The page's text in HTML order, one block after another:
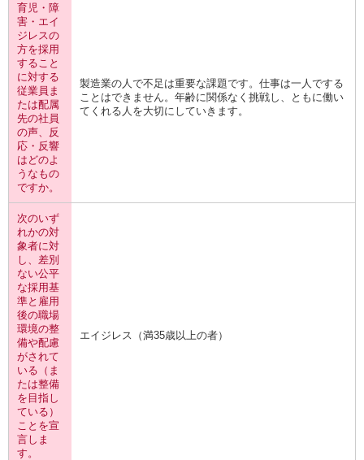
育児・障
害・エイ
ジレスの
方を採用
すること
に対する
従業員ま
たは配属
先の社員
の声、反
応・反響
はどのよ
うなもの
ですか。
製造業の人で不足は重要な課題です。仕事は一人でする
ことはできません。年齢に関係なく挑戦し、ともに働い
てくれる人を大切にしていきます。
次のいず
れかの対
象者に対
し、差別
ない公平
な採用基
準と雇用
後の職場
環境の整
備や配慮
がされて
いる（ま
たは整備
を目指し
ている）
ことを宣
言しま
す。
エイジレス（満35歳以上の者）